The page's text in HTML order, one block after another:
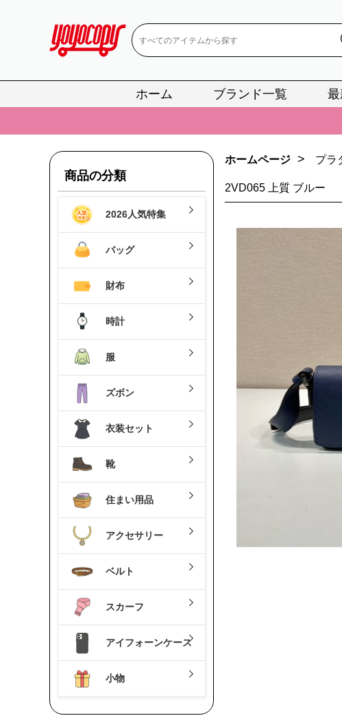
ホーム ブランド一覧
📢 当店は正真正銘のn
📢
📢 新作入荷！ルイ・ヴ
📢 当店は正真正銘のn
新作入荷！ルイ・ヴ
商品の分類
2026人気特集
バッグ
財布
時計
服
ズボン
衣装セット
靴
住まい用品
アクセサリー
ベルト
スカーフ
アイフォーンケース
小物
ホームページ > プラ
2VD065 上質 ブルー